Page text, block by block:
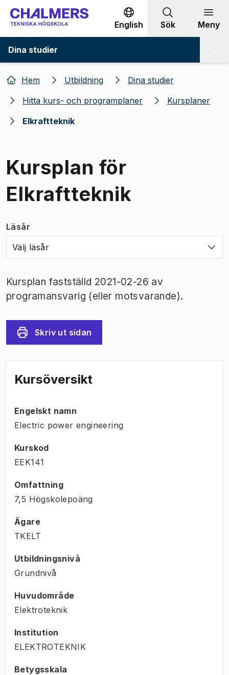
Gå till innehållet
English Sök Meny
Dina studier
Hem Utbildning
Dina studier
Hitta kurs- och programplaner
Kursplaner
Elkraftteknik
Kursplan för
Elkraftteknik
Läsår
Välj läsår
Kursplan fastställd 2021-02-26 av
programansvarig (eller motsvarande).
Skriv ut sidan
Kursöversikt
Engelskt namn
Electric power engineering
Kurskod
EEK141
Omfattning
7,5 Högskolepoäng
Ägare
TKELT
Utbildningsnivå
Grundnivå
Huvudområde
Elektroteknik
Institution
ELEKTROTEKNIK
Betygsskala